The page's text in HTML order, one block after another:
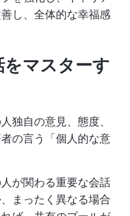
し、全体的な幸福感
マスターす
独自の意見、態度、
の言う「個人的な意
が関わる重要な会話
まったく異なる場合